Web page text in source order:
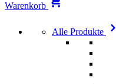
Warenkorb
Alle Produkte